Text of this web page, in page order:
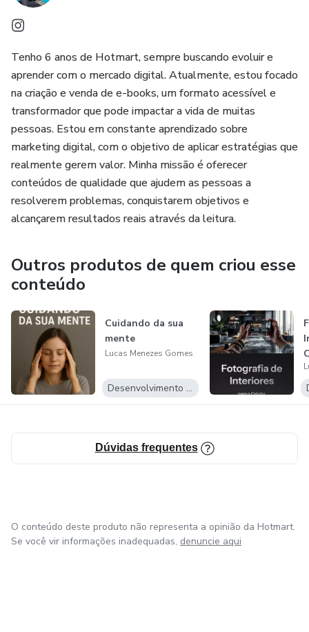
Tenho 6 anos de Hotmart, sempre buscando evoluir e
aprender com o mercado digital. Atualmente, estou focado
na criação e venda de e-books, um formato acessível e
transformador que pode impactar a vida de muitas
pessoas. Estou em constante aprendizado sobre
marketing digital, com o objetivo de aplicar estratégias que
realmente gerem valor. Minha missão é oferecer
conteúdos de qualidade que ajudem as pessoas a
resolverem problemas, conquistarem objetivos e
alcançarem resultados reais através da leitura.
Outros produtos de quem criou esse
conteúdo
Cuidando da sua
mente
Lucas Menezes Gomes
Desenvolvimento Pessoal
Dúvidas frequentes
O conteúdo deste produto não representa a opinião da Hotmart.
Se você vir informações inadequadas, denuncie aqui